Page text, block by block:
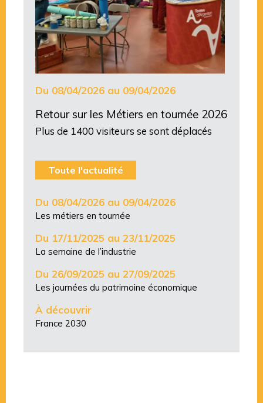
Du 08/04/2026 au 09/04/2026
Retour sur les Métiers en tournée 2026
Plus de 1400 visiteurs se sont déplacés
Toute l'actualité
Du 08/04/2026 au 09/04/2026
Les métiers en tournée
Du 17/11/2025 au 23/11/2025
La semaine de l’industrie
Du 26/09/2025 au 27/09/2025
Les journées du patrimoine économique
À découvrir
France 2030